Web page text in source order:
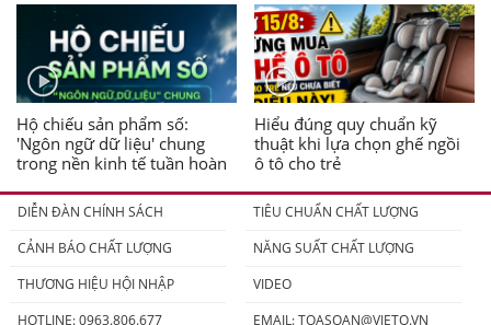
Hộ chiếu sản phẩm số:
'Ngôn ngữ dữ liệu' chung
trong nền kinh tế tuần hoàn
Hiểu đúng quy chuẩn kỹ
thuật khi lựa chọn ghế ngồi
ô tô cho trẻ
DIỄN ĐÀN CHÍNH SÁCH
TIÊU CHUẨN CHẤT LƯỢNG
CẢNH BÁO CHẤT LƯỢNG
NĂNG SUẤT CHẤT LƯỢNG
THƯƠNG HIỆU HỘI NHẬP
VIDEO
HOTLINE: 0963.806.677
EMAIL:TOASOAN@VIETQ.VN